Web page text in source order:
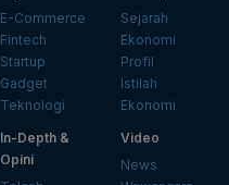
E-Commerce
Fintech
Startup
Gadget
Teknologi
Sejarah
Ekonomi
Profil
Istilah
Ekonomi
In-Depth &
Opini
Video
News